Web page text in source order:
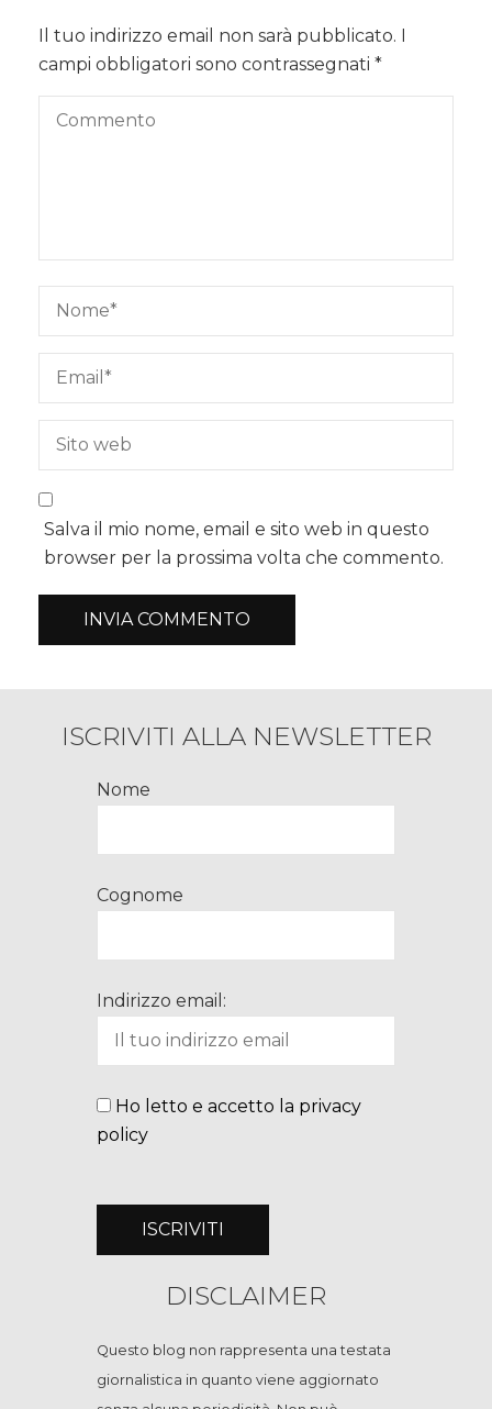
Il tuo indirizzo email non sarà pubblicato. I
campi obbligatori sono contrassegnati *
Salva il mio nome, email e sito web in questo
browser per la prossima volta che commento.
ISCRIVITI ALLA NEWSLETTER
Nome
Cognome
Indirizzo email:
Ho letto e accetto la privacy
policy
DISCLAIMER
Questo blog non rappresenta una testata
giornalistica in quanto viene aggiornato